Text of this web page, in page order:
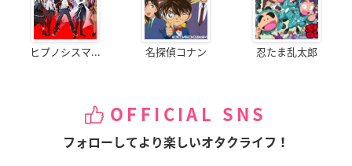
ヒプノシスマ... 名探偵コナン 忍たま乱太郎
OFFICIAL SNS
フォローしてより楽しいオタクライフ！